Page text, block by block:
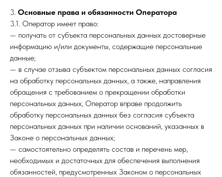
3. Основные права и обязанности Оператора
3.1. Оператор имеет право:
— получать от субъекта персональных данных достоверные
информацию и/или документы, содержащие персональные
данные;
— в случае отзыва субъектом персональных данных согласия
на обработку персональных данных, а также, направления
обращения с требованием о прекращении обработки
персональных данных, Оператор вправе продолжить
обработку персональных данных без согласия субъекта
персональных данных при наличии оснований, указанных в
Законе о персональных данных;
— самостоятельно определять состав и перечень мер,
необходимых и достаточных для обеспечения выполнения
обязанностей, предусмотренных Законом о персональных